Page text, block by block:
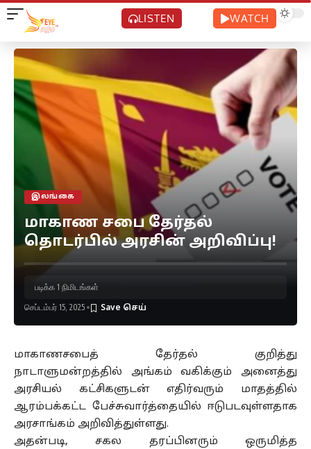
LISTEN WATCH
இலங்கை
மாகாண சபை தேர்தல்
தொடர்பில் அரசின் அறிவிப்பு!
செப்டம்பர் 15, 2025
படிக்க 1 நிமிடங்கள்
மாகாணசபைத் தேர்தல் குறித்து
நாடாளுமன்றத்தில் அங்கம் வகிக்கும் அனைத்து
அரசியல் கட்சிகளுடன் எதிர்வரும் மாதத்தில்
ஆரம்பக்கட்ட பேச்சுவார்த்தையில் ஈடுபடவுள்ளதாக
அரசாங்கம் அறிவித்துள்ளது.
அதன்படி, சகல தரப்பினரும் ஒருமித்த